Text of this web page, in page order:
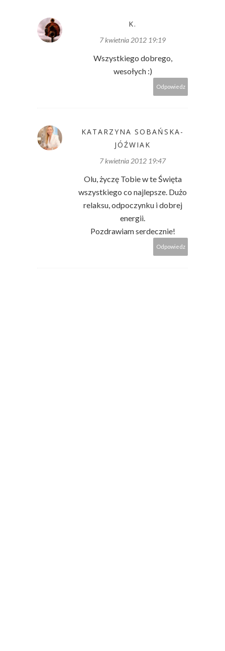
K.
7 kwietnia 2012 19:19
Wszystkiego dobrego,
wesołych :)
Odpowiedz
KATARZYNA SOBAŃSKA-
JÓŹWIAK
7 kwietnia 2012 19:47
Olu, życzę Tobie w te Święta
wszystkiego co najlepsze. Dużo
relaksu, odpoczynku i dobrej
energii.
Pozdrawiam serdecznie!
Odpowiedz